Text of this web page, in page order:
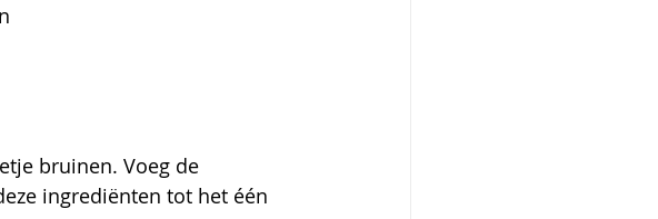
bruinen. Voeg de
ingrediënten tot het één